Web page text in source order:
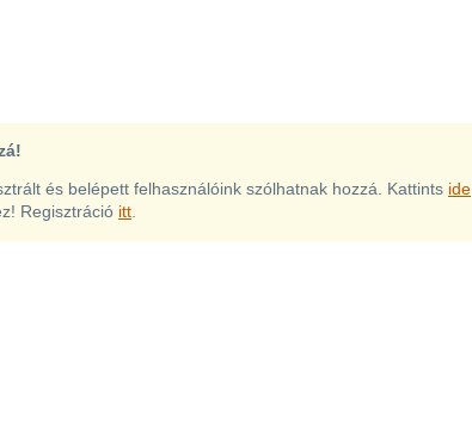
és belépett felhasználóink szólhatnak hozzá. Kattints ide
Regisztráció itt